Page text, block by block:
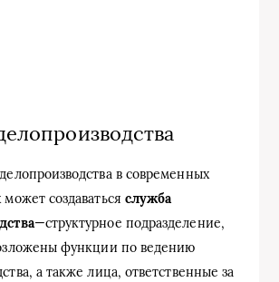
в современных
создаваться служба
—структурное подразделение,
функции по ведению
а также лица, ответственные за